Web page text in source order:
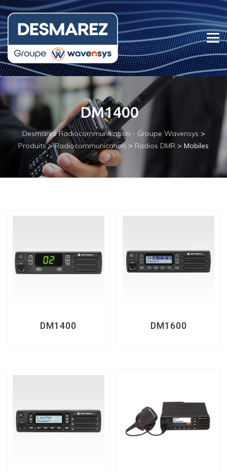
DM1400
Desmarez Radiocommunication - Groupe Wavensys >
Produits>Radiocommunication > Radios DMR > Mobiles
DM1400 DM1600